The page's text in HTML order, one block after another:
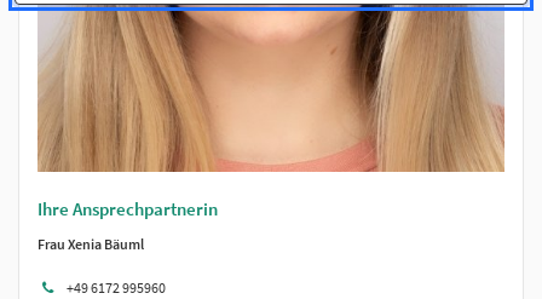
Ihre Ansprechpartnerin
Frau Xenia Bäuml
+49 6172 995960